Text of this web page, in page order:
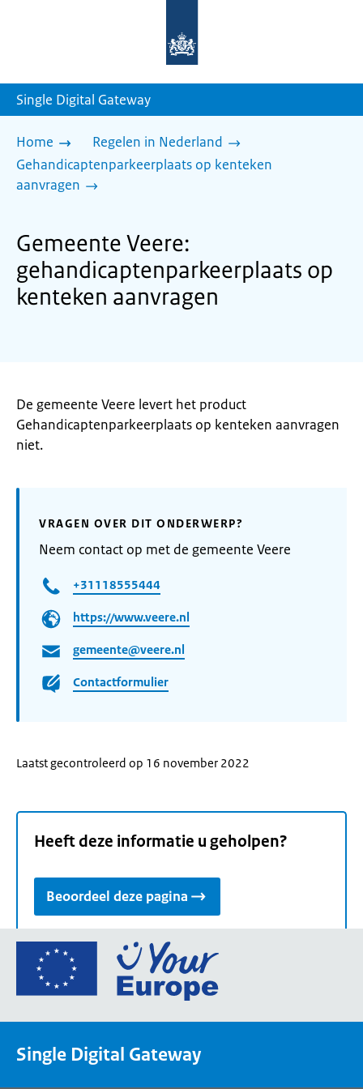
homepage
Single Digital Gateway
Home
Regelen in Nederland
Gehandicaptenparkeerplaats op kenteken
aanvragen
Gemeente Veere:
gehandicaptenparkeerplaats op
kenteken aanvragen
De gemeente Veere levert het product
Gehandicaptenparkeerplaats op kenteken aanvragen
niet.
VRAGEN OVER DIT ONDERWERP?
Neem contact op met de gemeente Veere
+31118555444
https://www.veere.nl
gemeente@veere.nl
Contactformulier
Laatst gecontroleerd op 16 november 2022
Heeft deze informatie u geholpen?
Beoordeel deze pagina
Ga
de
Single Digital Gateway